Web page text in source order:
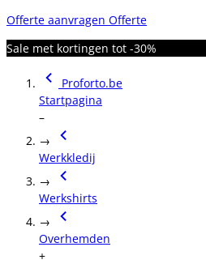
Offerte aanvragen Offerte
Sale met kortingen tot -30%
Proforto.be
Startpagina
–
→
Werkkledij
→
Werkshirts
→
Overhemden
+